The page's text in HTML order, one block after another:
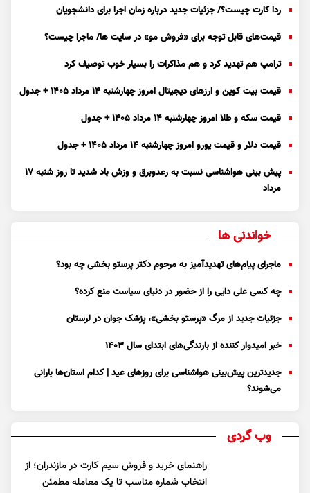
ردا کارت چیست؟/ جزئیات جدید درباره زمان اجرا برای دانشجویان
قیمت‌های قابل توجه برای «فروش مو» در سایت ها/ ماجرا چیست؟
ترامپ هم تهدید کرد و هم مذاکرات را بسیار خوب توصیف کرد
قیمت بیت کوین و ارز‌های دیجیتال امروز چهارشنبه ۱۴ مرداد ۱۴۰۵ + جدول
قیمت سکه و طلا امروز چهارشنبه ۱۴ مرداد ۱۴۰۵ + جدول
قیمت دلار و قیمت یورو امروز چهارشنبه ۱۴ مرداد ۱۴۰۵ + جدول
پیش بینی هواشناسی نسبت به رعدوبرق و وزش باد شدید تا روز شنبه ۱۷
مرداد
خواندنی ها
ماجرای پیام‌های تهدیدآمیز به مرحوم دکتر پرستو بخشی چه بود؟
چه کسی علی دایی را از حضور در دنیای سیاست منع کرده؟
جزئیات جدید از مرگ «پرستو بخشی»، پزشک جوان در لرستان
خبر امیدوار کننده از بارندگی‌های ابتدای سال ۱۴۰۳
جدیدترین پیش‌بینی هواشناسی برای روزهای عید | کدام استان‌ها بارانی
می‌شوند؟
وب گردی
راهنمای خرید و فروش سیم کارت در مازندران؛ از
انتخاب شماره مناسب تا یک معامله مطمئن